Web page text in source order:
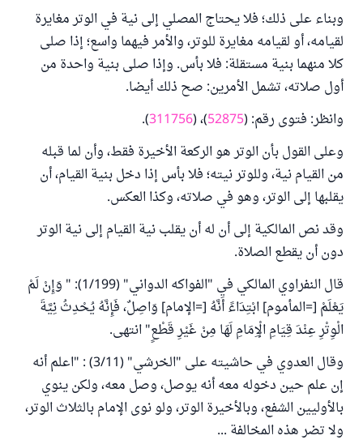
وبناء على ذلك؛ فلا يحتاج المصلي إلى نية في الوتر مغايرة
لقيامه، أو لقيامه مغايرة للوتر، والأمر فيهما واسع؛ إذا صلى
كلا منهما بنية مستقلة: فلا بأس. وإذا صلى بنية واحدة من
أول صلاته، تشمل الأمرين: صح ذلك أيضا.
وانظر: فتوى رقم: (52875)، (311756
).
وعلى القول بأن الوتر هو الركعة الأخيرة فقط، وأن لما قبله
من القيام نية، وللوتر نيته؛ فلا بأس إذا دخل بنية القيام، أن
يقلبها إلى الوتر، وهو في صلاته، وكذا العكس.
وقد نص المالكية إلى أن له أن يقلب نية القيام إلى نية الوتر
دون أن يقطع الصلاة.
قال النفراوي المالكي في "الفواكه الدواني" (1/199): " وَإِنْ لَمْ
يَعْلَمْ [=المأموم] ابْتِدَاءً أَنَّهُ [=الإمام] وَاصِلٌ، فَإِنَّهُ يُحْدِثُ نِيَّةَ
الْوِتْرِ عِنْدَ قِيَامِ الْإِمَامِ لَهَا مِنْ غَيْرِ قَطْعٍ" انتهى.
وقال العدوي في حاشيته على "الخرشي" (3/11) : "اعلم أنه
إن علم حين دخوله معه أنه يوصل، وصل معه، ولكن ينوي
بالأوليين الشفع، وبالأخيرة الوتر، ولو نوى الإمام بالثلاث الوتر،
ولا تضر هذه المخالفة ...